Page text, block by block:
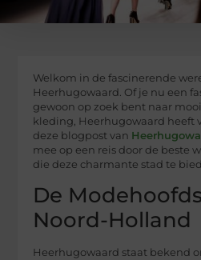
Welkom in de fascinerende
Heerhugowaard. Of je nu een
gewoon op zoek bent naar
kleding, Heerhugowaard heeft
deze blogpost van
mee op een reis door de beste
die deze charmante stad te
De
Noord-Holland
Heerhugowaard staat bekend